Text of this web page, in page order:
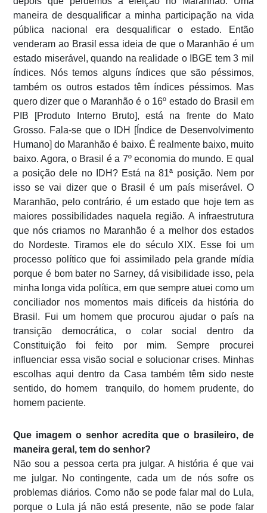
maneira de desqualificar a minha participação na vida
pública nacional era desqualificar o estado. Então
venderam ao Brasil essa ideia de que o Maranhão é um
estado miserável, quando na realidade o IBGE tem 3 mil
índices. Nós temos alguns índices que são péssimos,
também os outros estados têm índices péssimos. Mas
quero dizer que o Maranhão é o 16º estado do Brasil em
PIB [Produto Interno Bruto], está na frente do Mato
Grosso. Fala-se que o IDH [Índice de Desenvolvimento
Humano] do Maranhão é baixo. É realmente baixo, muito
baixo. Agora, o Brasil é a 7º economia do mundo. E qual
a posição dele no IDH? Está na 81ª posição. Nem por
isso se vai dizer que o Brasil é um país miserável. O
Maranhão, pelo contrário, é um estado que hoje tem as
maiores possibilidades naquela região. A infraestrutura
que nós criamos no Maranhão é a melhor dos estados
do Nordeste. Tiramos ele do século XIX. Esse foi um
processo político que foi assimilado pela grande mídia
porque é bom bater no Sarney, dá visibilidade isso, pela
minha longa vida política, em que sempre atuei como um
conciliador nos momentos mais difíceis da história do
Brasil. Fui um homem que procurou ajudar o país na
transição democrática, o colar social dentro da
Constituição foi feito por mim. Sempre procurei
influenciar essa visão social e solucionar crises. Minhas
escolhas aqui dentro da Casa também têm sido neste
sentido, do homem tranquilo, do homem prudente, do
homem paciente.
Que imagem o senhor acredita que o brasileiro, de
maneira geral, tem do senhor?
Não sou a pessoa certa pra julgar. A história é que vai
me julgar. No contingente, cada um de nós sofre os
problemas diários. Como não se pode falar mal do Lula,
porque o Lula já não está presente, não se pode falar